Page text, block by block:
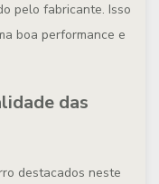
pelo fabricante. Isso
boa performance e
das
destacados neste